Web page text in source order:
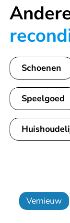
Schoenen
Speelgoed
Vernieuw